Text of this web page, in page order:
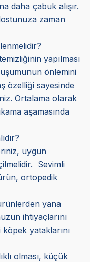
daha çabuk alışır.
zaman
yapılması
önlemini
özelliği sayesinde
Ortalama olarak
aşamasında
uygun
Sevimli
ortopedik
yana
ihtiyaçlarını
yataklarını
olması, küçük